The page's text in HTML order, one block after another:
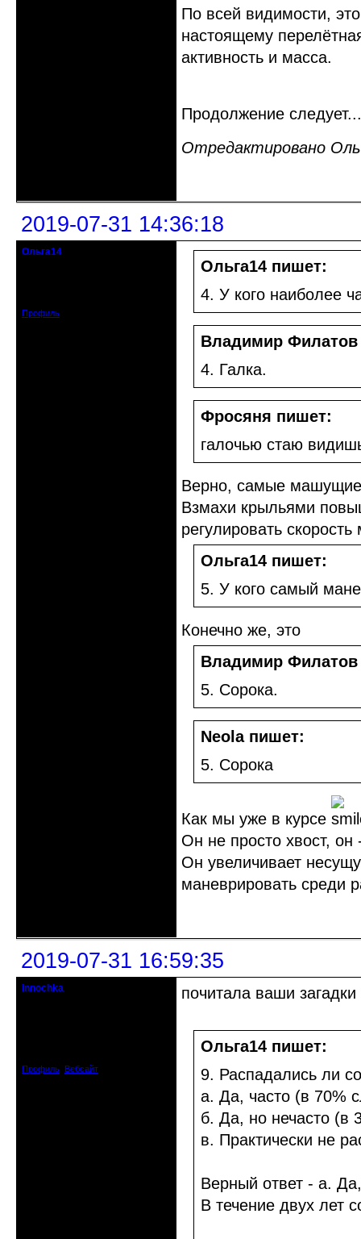
По всей видимости,
настоящему
активность и масса.
Продолжение следует...
Отредактировано
2019-07-31 14:36:18
Ольга14
Профиль
Ольга14 пишет:
4. У кого наиболее
Владимир
4. Галка.
Фросяня пишет:
галочью стаю
Верно, самые машущие
Взмахи крыльями
регулировать
Ольга14 пишет:
5. У кого самый
Конечно же, это
Владимир
5. Сорока.
Neola пишет:
5. Сорока
Как мы уже в курсе
Он не просто хвост, он
Он увеличивает
маневрировать среди
2019-07-31 16:59:35
innochka
Профиль Вебсайт
почитала ваши
Ольга14 пишет:
9. Распадались ли
а. Да, часто (в 70%
б. Да, но нечасто (в
в. Практически не
Верный ответ - а.
В течение двух лет